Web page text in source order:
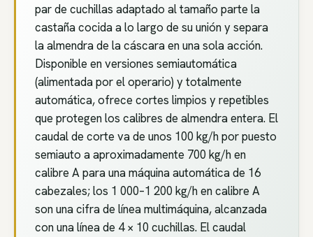
par de cuchillas adaptado al tamaño parte la
castaña cocida a lo largo de su unión y separa
la almendra de la cáscara en una sola acción.
Disponible en versiones semiautomática
(alimentada por el operario) y totalmente
automática, ofrece cortes limpios y repetibles
que protegen los calibres de almendra entera. El
caudal de corte va de unos 100 kg/h por puesto
semiauto a aproximadamente 700 kg/h en
calibre A para una máquina automática de 16
cabezales; los 1 000–1 200 kg/h en calibre A
son una cifra de línea multimáquina, alcanzada
con una línea de 4 × 10 cuchillas. El caudal